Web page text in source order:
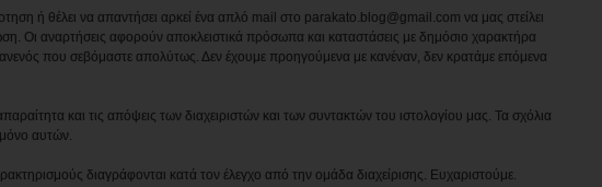
ή θέλει να απαντήσει αρκεί ένα απλό mail στο parakato.blog@gmail.com να μας στείλει
Οι αναρτήσεις αφορούν αποκλειστικά πρόσωπα και καταστάσεις με δημόσιο χαρακτήρα
που σεβόμαστε απολύτως. Δεν έχουμε προηγούμενα με κανέναν, δεν κρατάμε επόμενα
και τις απόψεις των διαχειριστών και των συντακτών του ιστολογίου μας. Τα σχόλια
αυτών.
διαγράφονται κατά τον έλεγχο από την ομάδα διαχείρισης. Ευχαριστούμε.